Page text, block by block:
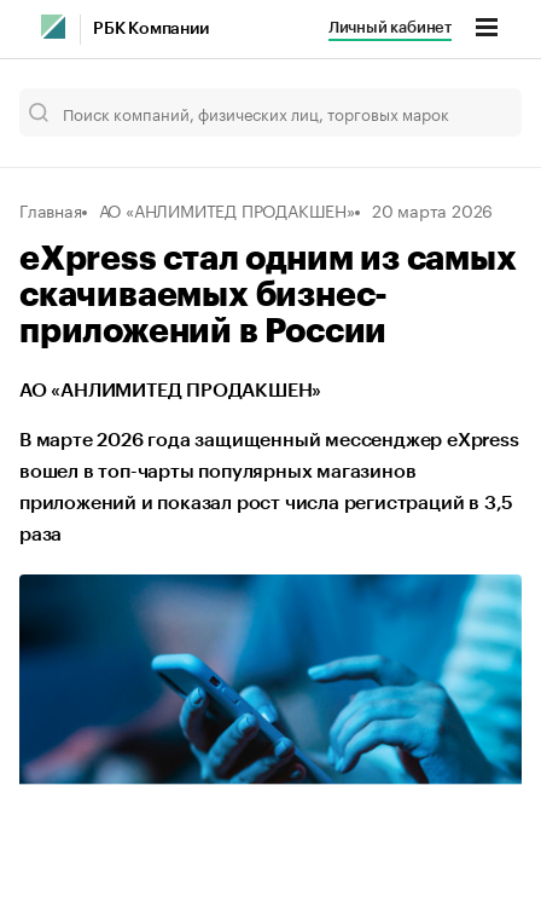
РБК Компании Личный кабинет
Главная АО «АНЛИМИТЕД ПРОДАКШЕН» 20 марта 2026
eXpress стал одним из самых
скачиваемых бизнес-
приложений в России
АО «АНЛИМИТЕД ПРОДАКШЕН»
В марте 2026 года защищенный мессенджер eXpress
вошел в топ-чарты популярных магазинов
приложений и показал рост числа регистраций в 3,5
раза